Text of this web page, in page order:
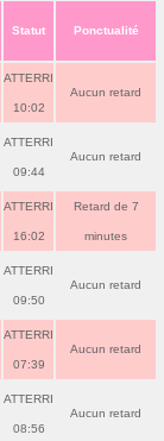
Statut Ponctualité
ATTERRI
10:02
Aucun retard
ATTERRI
09:44
Aucun retard
ATTERRI
16:02
Retard de 7
minutes
ATTERRI
09:50
Aucun retard
ATTERRI
07:39
Aucun retard
ATTERRI
08:56
Aucun retard